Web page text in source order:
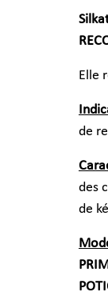
Elle
de
des
de